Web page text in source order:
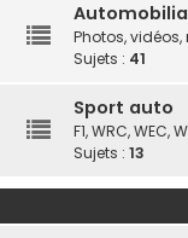
Automobilia
Photos, vidéos,
Sujets : 41
Sport auto
F1, WRC, WEC,
Sujets : 13